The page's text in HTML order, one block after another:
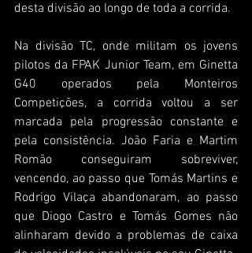
desta divisão ao longo de toda a corrida.
Na divisão TC, onde militam os jovens
pilotos da FPAK Junior Team, em Ginetta
G40 operados pela Monteiros
Competições, a corrida voltou a ser
marcada pela progressão constante e
pela consistência. João Faria e Martim
Romão conseguiram sobreviver,
vencendo, ao passo que Tomás Martins e
Rodrigo Vilaça abandonaram, ao passo
que Diogo Castro e Tomás Gomes não
alinharam devido a problemas de caixa